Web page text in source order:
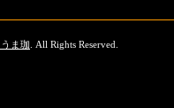
ま珈 . All Rights Reserved.